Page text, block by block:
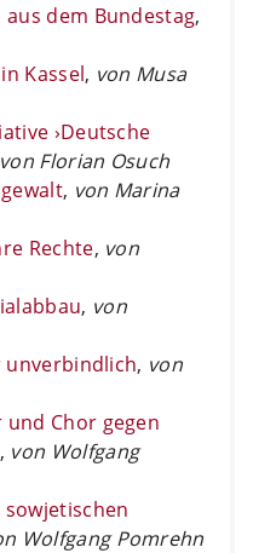
aus dem Bundestag,
Kassel, von Musa
›Deutsche
von Florian Osuch
, von Marina
Rechte, von
, von
unverbindlich, von
Chor gegen
, von Wolfgang
Wolfgang Pomrehn